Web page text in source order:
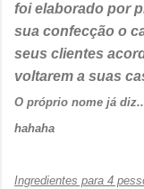
foi elaborado por
sua confecção o
seus clientes
voltarem a suas
O próprio nome já
hahaha
Ingredientes para 4